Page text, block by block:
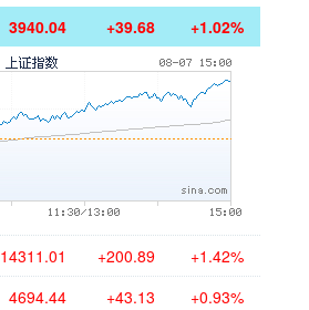
3940.04 +39.68 +1.02%
14311.01 +200.89 +1.42%
4694.44 +43.13 +0.93%